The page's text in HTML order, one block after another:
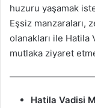
huzuru yaşamak
Eşsiz manzaraları,
olanakları ile Hatila
mutlaka ziyaret
Hatila Vadisi